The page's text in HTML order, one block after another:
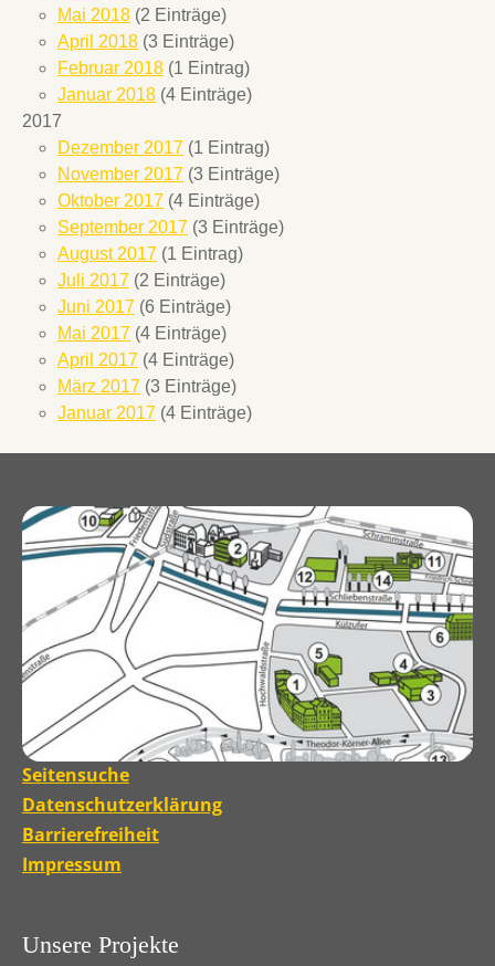
Mai 2018 (2 Einträge)
April 2018 (3 Einträge)
Februar 2018 (1 Eintrag)
Januar 2018 (4 Einträge)
2017
Dezember 2017 (1 Eintrag)
November 2017 (3 Einträge)
Oktober 2017 (4 Einträge)
September 2017 (3 Einträge)
August 2017 (1 Eintrag)
Juli 2017 (2 Einträge)
Juni 2017 (6 Einträge)
Mai 2017 (4 Einträge)
April 2017 (4 Einträge)
März 2017 (3 Einträge)
Januar 2017 (4 Einträge)
Seitensuche
Datenschutzerklärung
Barrierefreiheit
Impressum
Unsere Projekte